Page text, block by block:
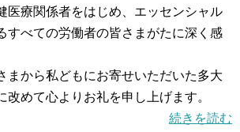
医療関係者をはじめ、エッセンシャル
すべての労働者の皆さまがたに深く感
から私どもにお寄せいただいた多大
改めて心よりお礼を申し上げます。
続きを読む